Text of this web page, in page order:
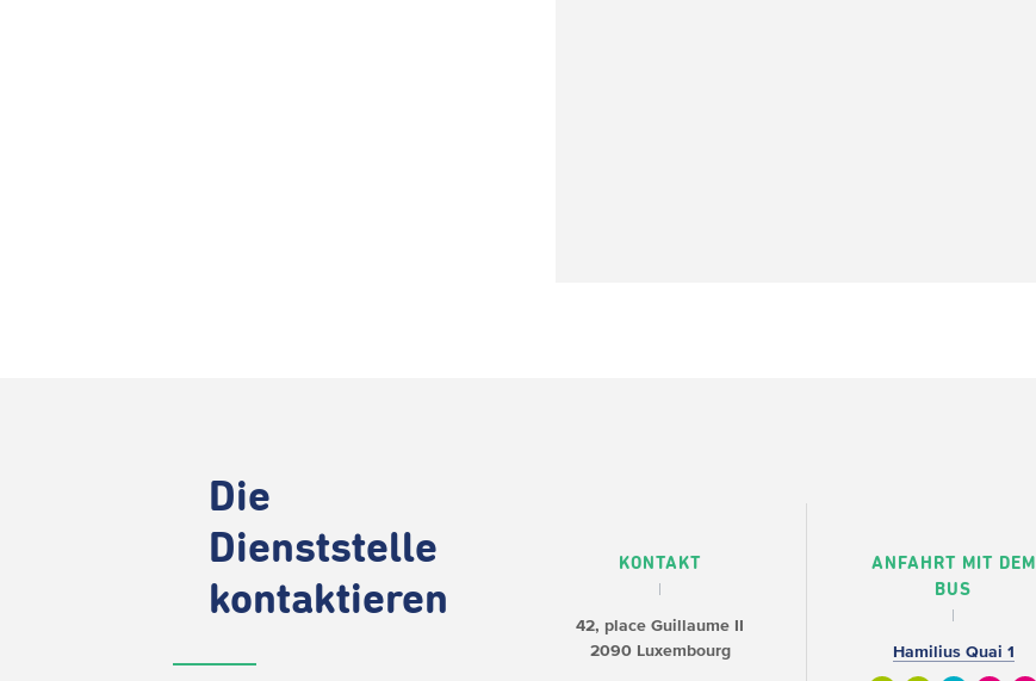
Die
Dienststelle
kontaktieren
KONTAKT
42, place Guillaume II
2090 Luxembourg
ANFAHRT MIT DEM
BUS
Hamilius Quai 1